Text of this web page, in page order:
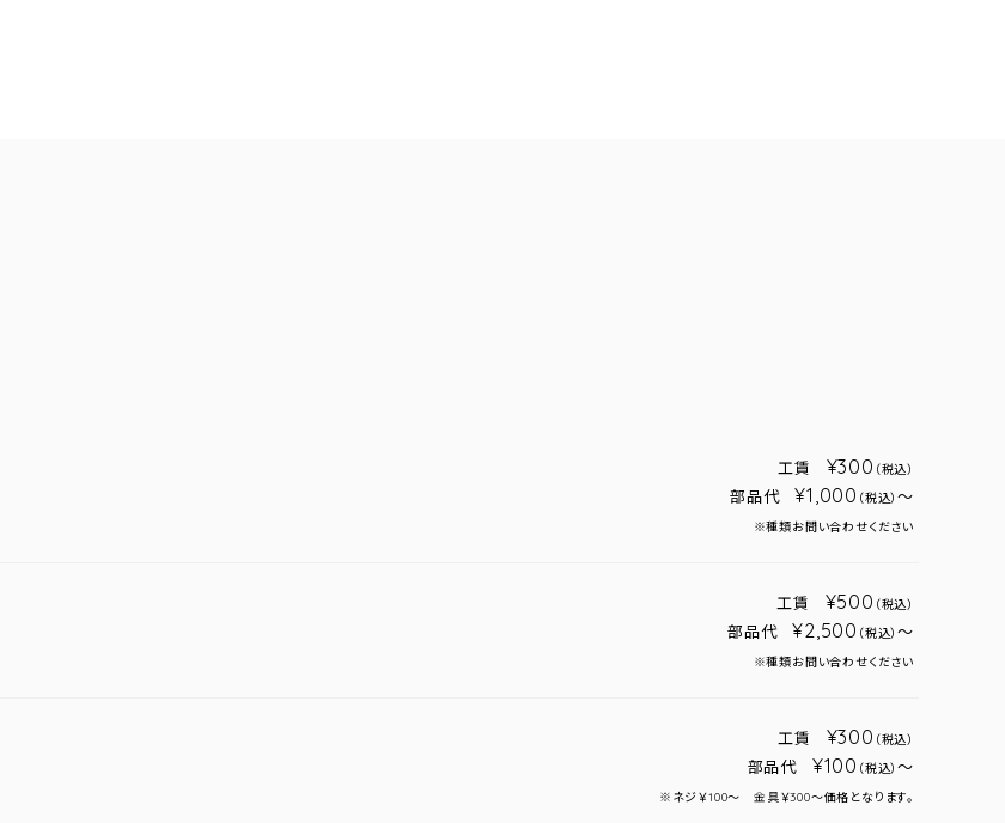
工賃 ¥300 （税込）
部品代 ¥1,000 （税込）～
※種類お問い合わせください
工賃 ¥500 （税込）
部品代 ¥2,500 （税込）～
※種類お問い合わせください
工賃 ¥300 （税込）
部品代 ¥100 （税込）～
※ネジ￥100～ 金具￥300～価格となります。